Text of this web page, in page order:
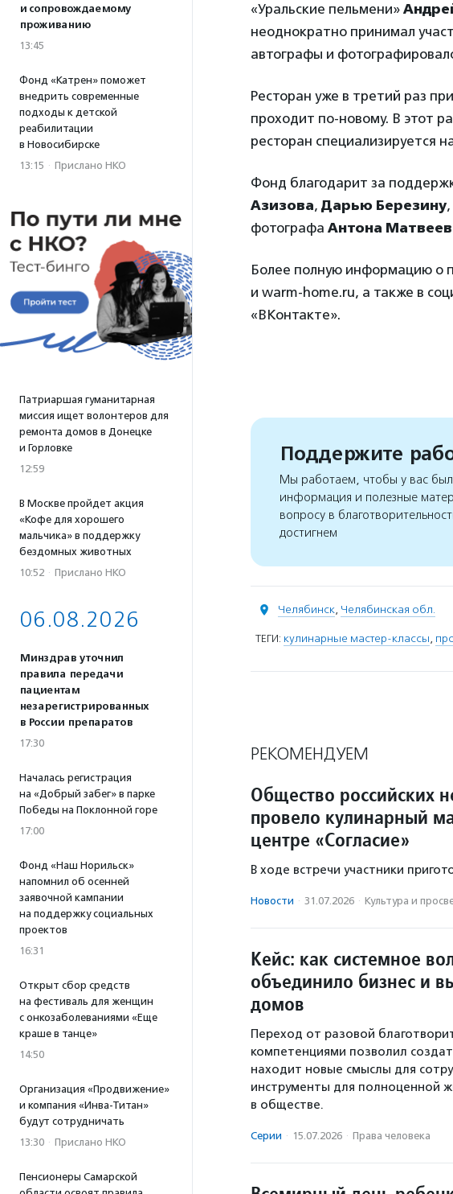
и сопровождаемому
проживанию
13:45
Фонд «Катрен» поможет
внедрить современные
подходы к детской
реабилитации
в Новосибирске
13:15 · Прислано НКО
Патриаршая гуманитарная
миссия ищет волонтеров для
ремонта домов в Донецке
и Горловке
12:59
В Москве пройдет акция
«Кофе для хорошего
мальчика» в поддержку
бездомных животных
10:52 · Прислано НКО
06.08.2026
Минздрав уточнил
правила передачи
пациентам
незарегистрированных
в России препаратов
17:30
Началась регистрация
на «Добрый забег» в парке
Победы на Поклонной горе
17:00
Фонд «Наш Норильск»
напомнил об осенней
заявочной кампании
на поддержку социальных
проектов
16:31
Открыт сбор средств
на фестиваль для женщин
с онкозаболеваниями «Еще
краше в танце»
14:50
Организация «Продвижение»
и компания «Инва-Титан»
будут сотрудничать
13:30 · Прислано НКО
Пенсионеры Самарской
«Уральские пельмени»
неоднократно принимал
автографы и
Ресторан уже в третий раз
проходит по-новому. В этот
ресторан специализируется
Фонд благодарит за
Азизова, Дарью Березину,
фотографа Антона
Более полную информацию о
и warm-home.ru, а также в
«ВКонтакте».
Поддержите
Мы работаем, чтобы у вас
информация и полезные
вопросу в
достигнем
Челябинск, Челябинская обл.
ТЕГИ: кулинарные мастер-классы,
РЕКОМЕНДУЕМ
Общество российских
провело кулинарный
центре «Согласие»
В ходе встречи участники
Новости · 31.07.2026 · Культура и
Кейс: как системное
объединило бизнес и
домов
Переход от разовой
компетенциями позволил
находит новые смыслы для
инструменты для полноценной
в обществе.
Серии · 15.07.2026 · Права человека